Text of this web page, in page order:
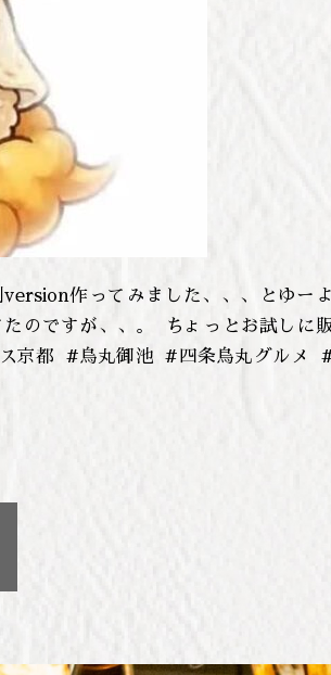
version作ってみました、、、とゆーよ
のですが、、。⁡⁡ ⁡ ⁡ちょっとお試しに
京都 ⁡ ⁡#烏丸御池 ⁡ ⁡#四条烏丸グルメ